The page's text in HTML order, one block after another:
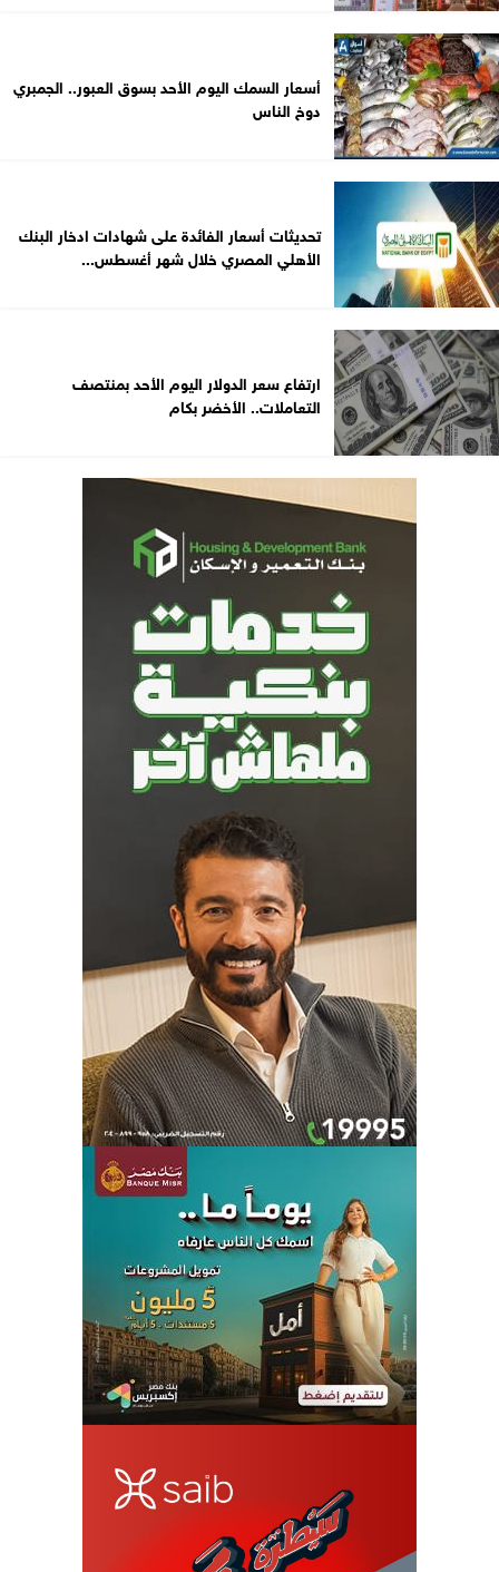
أسعار السمك اليوم الأحد بسوق العبور.. الجمبري
دوخ الناس
تحديثات أسعار الفائدة على شهادات ادخار البنك
الأهلي المصري خلال شهر أغسطس...
ارتفاع سعر الدولار اليوم الأحد بمنتصف
التعاملات.. الأخضر بكام